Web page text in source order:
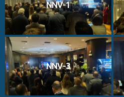
NNV-1
NNV-3